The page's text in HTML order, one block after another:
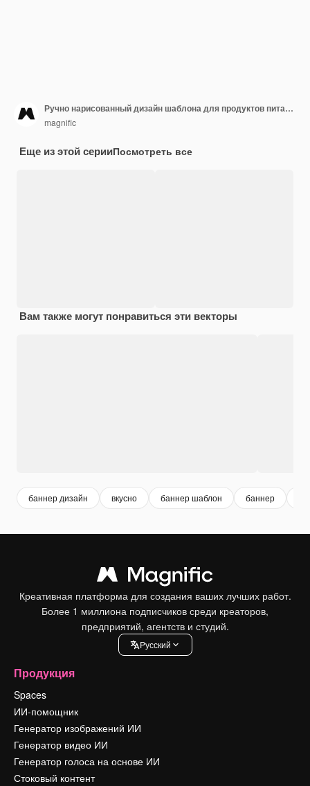
Ручно нарисованный дизайн шаблона для продуктов питания
magnific
Еще из этой серииПосмотреть все
Вам также могут понравиться эти векторы
баннер дизайн вкусно баннер шаблон баннер
Креативная платформа для создания ваших лучших работ.
Более 1 миллиона подписчиков среди креаторов,
предприятий, агентств и студий.
Pусский
Продукция
Spaces
ИИ-помощник
Генератор изображений ИИ
Генератор видео ИИ
Генератор голоса на основе ИИ
Стоковый контент